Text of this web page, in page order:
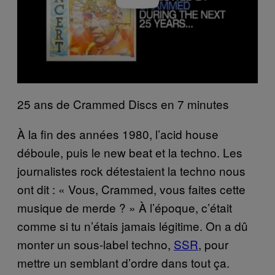
25 ans de Crammed Discs en 7 minutes
À la fin des années 1980, l’acid house
déboule, puis le new beat et la techno. Les
journalistes rock détestaient la techno nous
ont dit : « Vous, Crammed, vous faites cette
musique de merde ? » À l’époque, c’était
comme si tu n’étais jamais légitime. On a dû
monter un sous-label techno, SSR, pour
mettre un semblant d’ordre dans tout ça.